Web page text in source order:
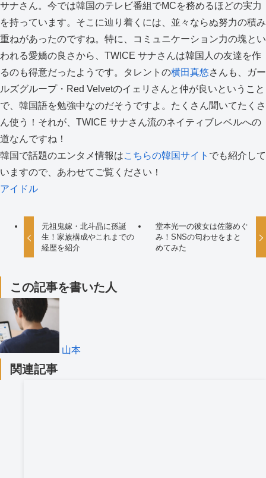
サナさん。今では韓国のテレビ番組でMCを務めるほどの実力
を持っています。そこに辿り着くには、並々ならぬ努力の積み
重ねがあったのですね。特に、コミュニケーション力の塊とい
われる愛嬌の良さから、TWICE サナさんは韓国人の友達を作
るのも得意だったようです。タレントの横田真悠さんも、ガー
ルズグループ・Red Velvetのイェリさんと仲が良いということ
で、韓国語を勉強中なのだそうですよ。たくさん聞いてたくさ
ん使う！それが、TWICE サナさん流のネイティブレベルへの
道なんですね！
韓国で話題のエンタメ情報はこちらの韓国サイト でも紹介して
いますので、あわせてご覧ください！
アイドル
元祖鬼嫁・北斗晶に孫誕
生！家族構成やこれまでの
経歴を紹介
堂本光一の彼女は佐藤めぐ
み！SNSの匂わせをまと
めてみた
この記事を書いた人
山本
関連記事